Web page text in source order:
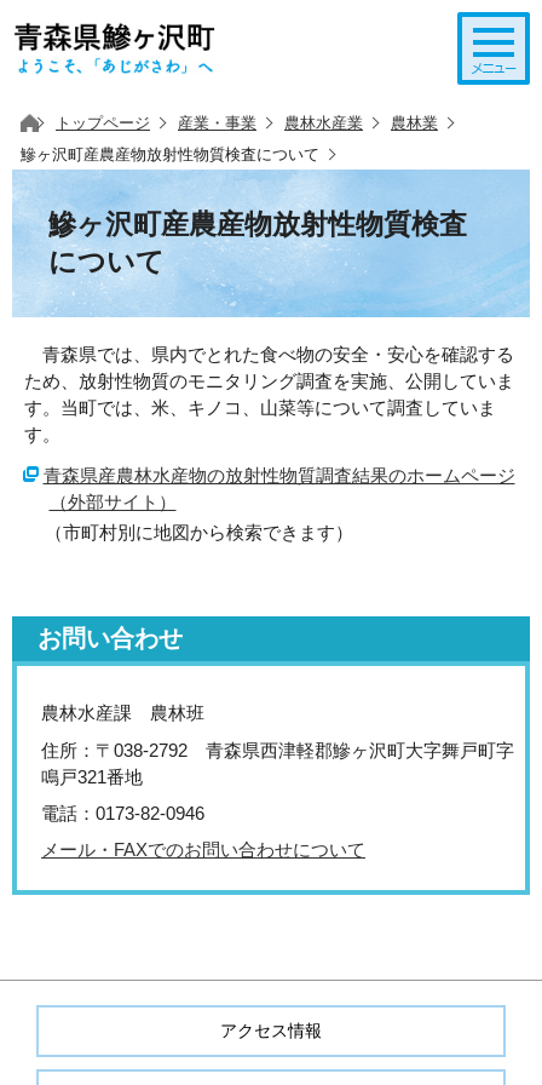
トップページ 産業・事業 農林水産業
農林業
鰺ヶ沢町産農産物放射性物質検査について
鰺ヶ沢町産農産物放射性物質検査
について
青森県では、県内でとれた食べ物の安全・安心を確認する
ため、放射性物質のモニタリング調査を実施、公開していま
す。当町では、米、キノコ、山菜等について調査していま
す。
青森県産農林水産物の放射性物質調査結果のホームページ
（外部サイト）
（市町村別に地図から検索できます）
お問い合わせ
農林水産課 農林班
住所：〒038-2792 青森県西津軽郡鰺ヶ沢町大字舞戸町字
鳴戸321番地
電話：0173-82-0946
メール・FAXでのお問い合わせについて
アクセス情報